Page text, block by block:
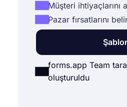
Müşteri ihtiyaçlarını
Pazar fırsatlarını
forms.app Team
oluşturuldu